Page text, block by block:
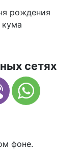
сетях
фоне.